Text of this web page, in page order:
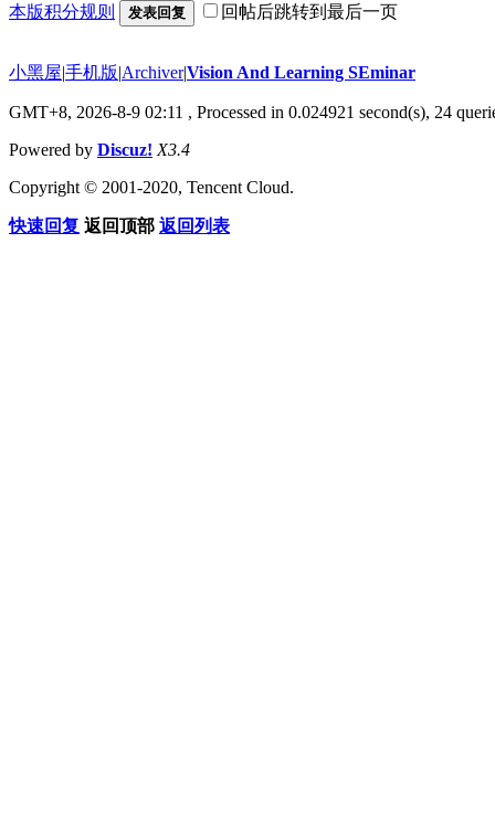
本版积分规则 发表回复 回帖后跳转到最后一页
小黑屋|手机版|Archiver|Vision And Learning SEminar
GMT+8, 2026-8-9 02:11 , Processed in 0.024921 second(s), 24
Powered by Discuz! X3.4
Copyright © 2001-2020, Tencent Cloud.
快速回复 返回顶部 返回列表